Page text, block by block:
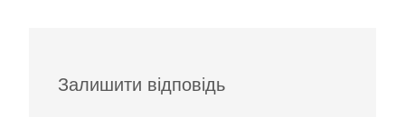
Залишити відповідь